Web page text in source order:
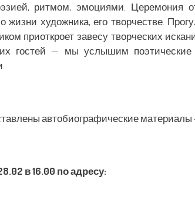
ритмом, эмоциями. Церемония
жизни художника, его творчестве.
приоткроет завесу творческих
гостей — мы услышим
автобиографические материалы
в 16.00 по адресу: